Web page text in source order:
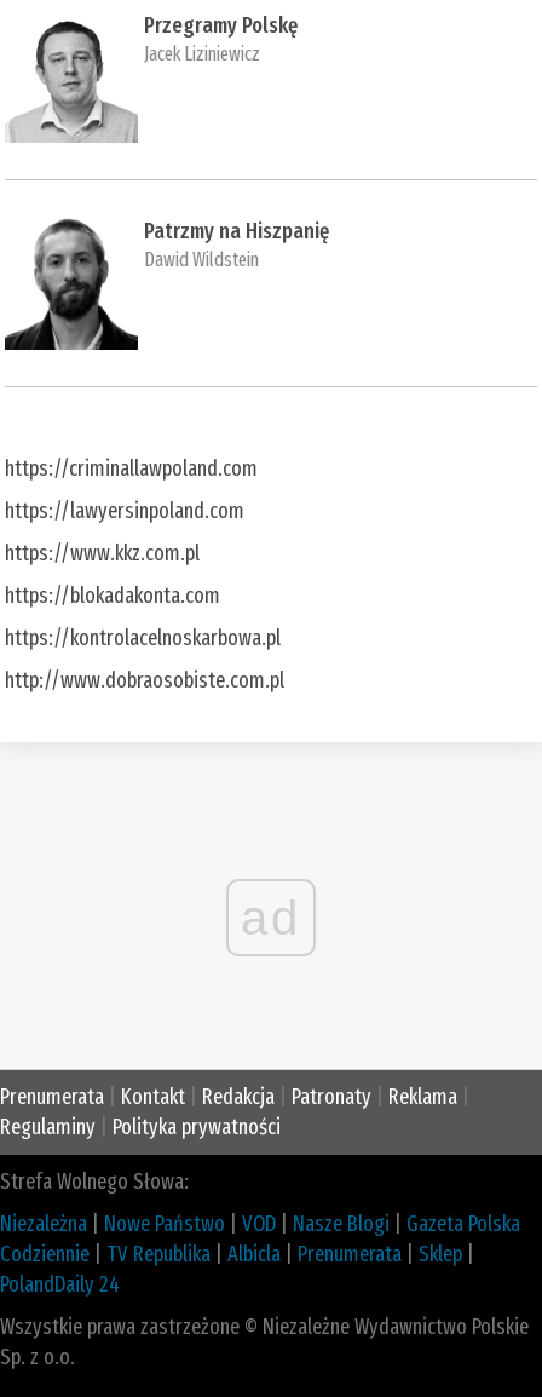
Przegramy Polskę
Jacek Liziniewicz
Patrzmy na Hiszpanię
Dawid Wildstein
https://criminallawpoland.com
https://lawyersinpoland.com
https://www.kkz.com.pl
https://blokadakonta.com
https://kontrolacelnoskarbowa.pl
http://www.dobraosobiste.com.pl
ad
Prenumerata Kontakt Redakcja Patronaty Reklama
Regulaminy
Polityka prywatności
Strefa Wolnego Słowa:
Niezależna
Nowe Państwo VOD Nasze Blogi
Gazeta Polska
Codziennie
TV Republika Albicla Prenumerata Sklep
PolandDaily 24
Wszystkie prawa zastrzeżone © Niezależne Wydawnictwo Polskie
Sp. z o.o.